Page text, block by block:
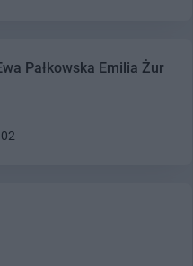
Pałkowska Emilia Żur